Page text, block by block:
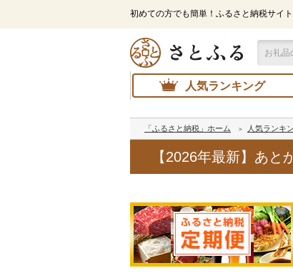
初めての方でも簡単！ふるさと納税サイト
人気ランキング
「ふるさと納税」ホーム 人気ランキ
【2026年最新】あ